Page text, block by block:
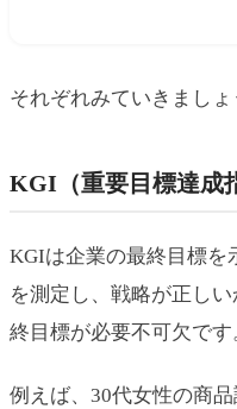
それぞれみていきましょ
KGI（重要目標達成
KGIは企業の最終目標を
を測定し、戦略が正し
終目標が必要不可欠です
例えば、30代女性の商